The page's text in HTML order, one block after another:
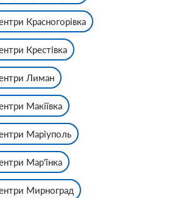
Красногорівка
Крестівка
Лиман
Макіївка
Маріуполь
Мар'їнка
Мирноград